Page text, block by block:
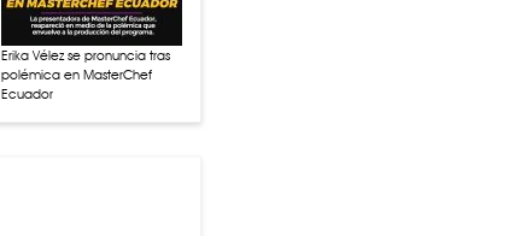
Erika Vélez se pronuncia tras
polémica en MasterChef
Ecuador